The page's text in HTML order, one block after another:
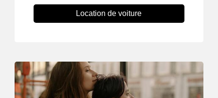
Location de voiture